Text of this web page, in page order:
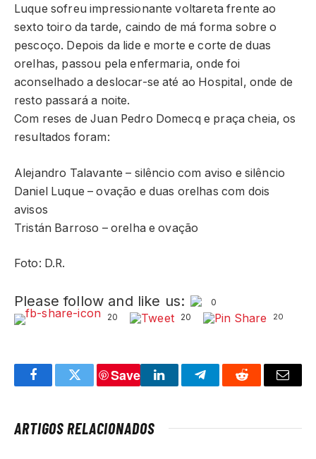
Luque sofreu impressionante voltareta frente ao
sexto toiro da tarde, caindo de má forma sobre o
pescoço. Depois da lide e morte e corte de duas
orelhas, passou pela enfermaria, onde foi
aconselhado a deslocar-se até ao Hospital, onde de
resto passará a noite.
Com reses de Juan Pedro Domecq e praça cheia, os
resultados foram:
Alejandro Talavante – silêncio com aviso e silêncio
Daniel Luque – ovação e duas orelhas com dois
avisos
Tristán Barroso – orelha e ovação
Foto: D.R.
Please follow and like us:
0
20
20 20
FacebookTwitter
Save
LinkedInTelegramReddit Email
ARTIGOS RELACIONADOS